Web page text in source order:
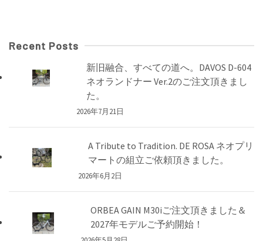
Recent Posts
新旧融合、すべての道へ。DAVOS D-604
ネオランドナー Ver.2のご注文頂きまし
た。
2026年7月21日
A Tribute to Tradition. DE ROSA ネオプリ
マートの組立ご依頼頂きました。
2026年6月2日
ORBEA GAIN M30iご注文頂きました＆
2027年モデルご予約開始！